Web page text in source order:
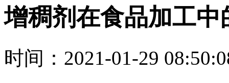
增稠剂在食品加工中
时间：2021-01-29